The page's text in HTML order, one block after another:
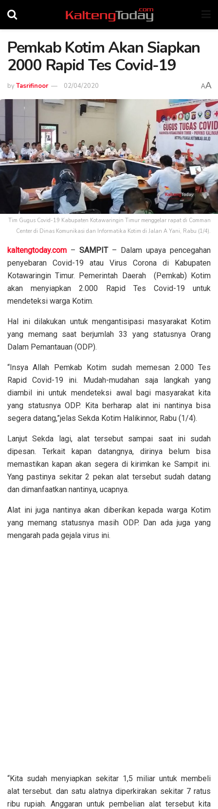
Pemkab Kotim Akan Siapkan
2000 Rapid Tes Covid-19
byTasrifinoor 02/04/2020 AA
Tim Gugus Covid-19 Kabupaten Kotawaringin Timur menggelar rapat di Comman
Center di Dinas Komunikasi dan Informatika Kotim di Jalan A Yani, Rabu (1/4).
kaltengtoday.com – SAMPIT– Dalam upaya pencegahan
penyebaran Covid-19 atau Virus Corona di Kabupaten
Kotawaringin Timur. Pemerintah Daerah (Pemkab) Kotim
akan menyiapkan 2.000 Rapid Tes Covid-19 untuk
mendeteksi warga Kotim.
Hal ini dilakukan untuk mengantisipasi masyarakat Kotim
yang memang saat berjumlah 33 yang statusnya Orang
Dalam Pemantauan (ODP).
“Insya Allah Pemkab Kotim sudah memesan 2.000 Tes
Rapid Covid-19 ini. Mudah-mudahan saja langkah yang
diambil ini untuk mendeteksi awal bagi masyarakat kita
yang statusnya ODP. Kita berharap alat ini nantinya bisa
segera datang,”jelas Sekda Kotim Halikinnor, Rabu (1/4).
Lanjut Sekda lagi, alat tersebut sampai saat ini sudah
dipesan. Terkait kapan datangnya, dirinya belum bisa
memastikan kapan akan segera di kirimkan ke Sampit ini.
Yang pastinya sekitar 2 pekan alat tersebut sudah datang
dan dimanfaatkan nantinya, ucapnya.
Alat ini juga nantinya akan diberikan kepada warga Kotim
yang memang statusnya masih ODP. Dan ada juga yang
mengarah pada gejala virus ini.
“Kita sudah menyiapkan sekitar 1,5 miliar untuk membeli
alat tersebut. dan satu alatnya diperkirakan sekitar 7 ratus
ribu rupiah. Anggaran untuk pembelian alat tersebut kita